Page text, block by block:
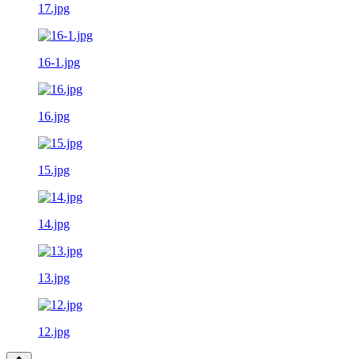
17.jpg
16-1.jpg
16.jpg
15.jpg
14.jpg
13.jpg
12.jpg